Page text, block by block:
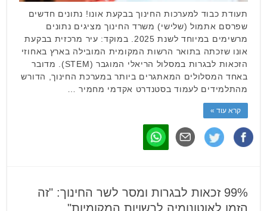
תעודת כבוד למערכות החינוך בבקעת אונו! נתונים חדשים
שפרסם אתמול (שלישי) משרד החינוך מציגים נתונים
מרשימים במיוחד לשנת 2025. במוקד: עיר מרכזית בבקעת
אונו שזכתה בתואר הרשות המקומית המובילה בארץ באחוזי
הזכאות לבגרות במסלול הריאלי המוגבר (STEM). מדובר
באחד המסלולים המאתגרים ביותר במערכת החינוך, הדורש
מהתלמידים לעמוד בסטנדרט אקדמי מחמיר …
קרא עוד »
99% זכאות לבגרות ומסר לשר החינוך: "זה
הזמן לאוטונומיה לרשויות המקומיות"